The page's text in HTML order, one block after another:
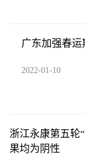
广东加强春
2022-01-10
浙江永康第五轮
果均为阴性